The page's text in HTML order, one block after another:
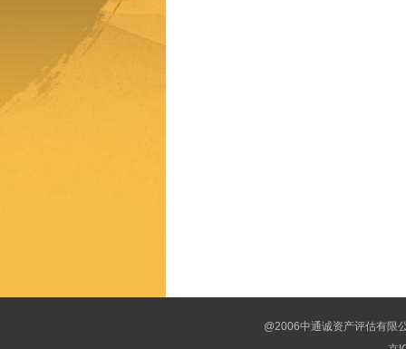
@2006中通诚资产评估有限